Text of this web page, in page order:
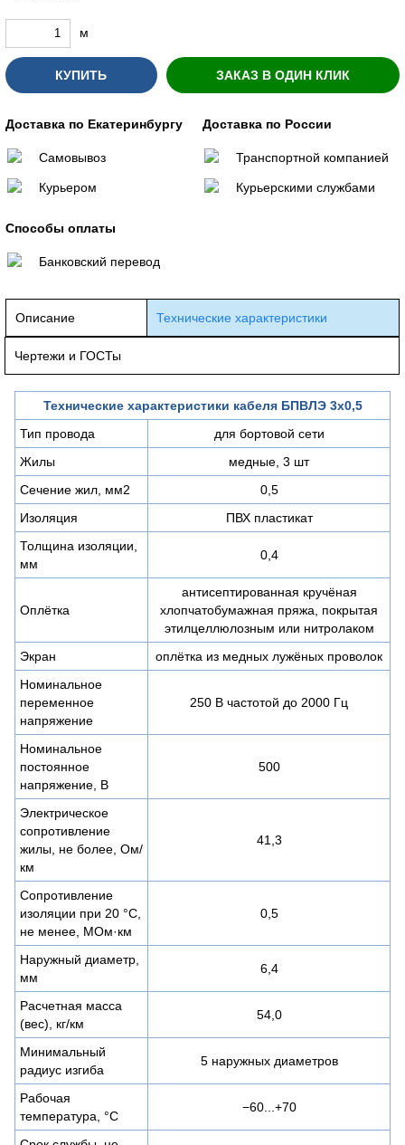
м
КУПИТЬ ЗАКАЗ В ОДИН КЛИК
Доставка по Екатеринбургу
Самовывоз
Курьером
Доставка по России
Транспортной компанией
Курьерскими службами
Способы оплаты
Банковский перевод
Описание Технические характеристики
Чертежи и ГОСТы
Технические характеристики кабеля БПВЛЭ 3х0,5
Тип провода
для бортовой сети
Жилы
медные, 3 шт
Сечение жил, мм2
0,5
Изоляция
ПВХ пластикат
Толщина изоляции,
мм
0,4
Оплётка
антисептированная кручёная
хлопчатобумажная пряжа, покрытая
этилцеллюлозным или нитролаком
Экран
оплётка из медных лужёных проволок
Номинальное
переменное
напряжение
250 В частотой до 2000 Гц
Номинальное
постоянное
напряжение, В
500
Электрическое
сопротивление
жилы, не более, Ом/
км
41,3
Сопротивление
изоляции при 20 °С,
не менее, МОм·км
0,5
Наружный диаметр,
мм
6,4
Расчетная масса
(вес), кг/км
54,0
Минимальный
радиус изгиба
5 наружных диаметров
Рабочая
температура, °C
−60...+70